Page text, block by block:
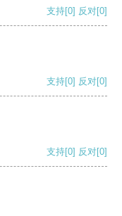
支持[0] 反对[0]
支持[0] 反对[0]
支持[0] 反对[0]